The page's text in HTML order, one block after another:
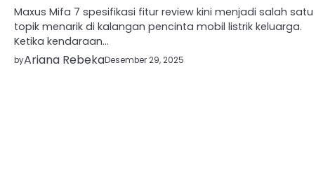
Maxus Mifa 7 spesifikasi fitur review kini menjadi salah satu
topik menarik di kalangan pencinta mobil listrik keluarga.
Ketika kendaraan…
byAriana RebekaDesember 29, 2025